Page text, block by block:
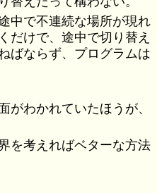
中で不連続な場所が現れ
だけで、途中で切り替え
ばならず、プログラムは
がわかれていたほうが、
を考えればベターな方法